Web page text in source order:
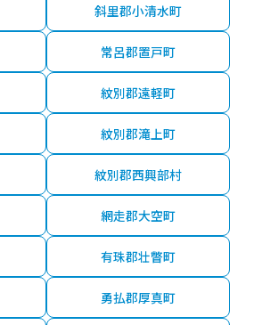
斜里郡小清水町
常呂郡置戸町
紋別郡遠軽町
紋別郡滝上町
紋別郡西興部村
網走郡大空町
有珠郡壮瞥町
勇払郡厚真町